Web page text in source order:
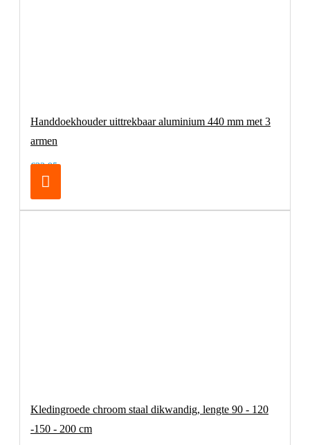
Handdoekhouder uittrekbaar aluminium 440 mm met 3
armen
€32,95
Kledingroede chroom staal dikwandig, lengte 90 - 120
-150 - 200 cm